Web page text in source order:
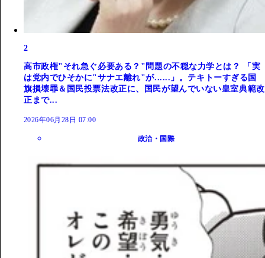
2
高市政権"それ急ぐ必要ある？"問題の不穏な力学とは？ 「実
は党内でひそかに"サナエ離れ"が......」。テキトーすぎる国
旗損壊罪＆国民投票法改正に、国民が望んでいない皇室典範改
正まで...
2026年06月28日 07:00
政治・国際